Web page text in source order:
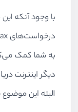
با وجود آنکه
به شما کمک
دیگر اینترنت
البته این